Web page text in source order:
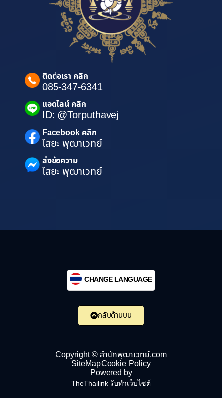
ติดต่อเรา คลิก
085-347-6341
แอดไลน์ คลิก
ID: @Torputhavej
Facebook คลิก
ไสยะ พุฒาเวทย์
ส่งข้อความ
ไสยะ พุฒาเวทย์
Copyright © สำนักพุฒาเวทย์.com
SiteMapCookie-Policy
Powered by
TheThailink รับทำเว็บไซต์
CHANGE LANGUAGE
กลับด้านบน